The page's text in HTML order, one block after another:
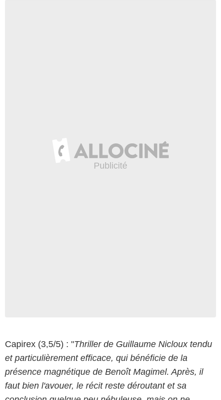
Capirex (3,5/5) : "Thriller de Guillaume Nicloux tendu
et particulièrement efficace, qui bénéficie de la
présence magnétique de Benoît Magimel. Après, il
faut bien l'avouer, le récit reste déroutant et sa